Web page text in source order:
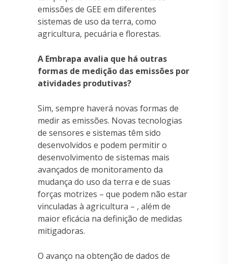
emissões de GEE em diferentes
sistemas de uso da terra, como
agricultura, pecuária e florestas.
A Embrapa avalia que há outras
formas de medição das emissões por
atividades produtivas?
Sim, sempre haverá novas formas de
medir as emissões. Novas tecnologias
de sensores e sistemas têm sido
desenvolvidos e podem permitir o
desenvolvimento de sistemas mais
avançados de monitoramento da
mudança do uso da terra e de suas
forças motrizes – que podem não estar
vinculadas à agricultura – , além de
maior eficácia na definição de medidas
mitigadoras.
O avanço na obtenção de dados de